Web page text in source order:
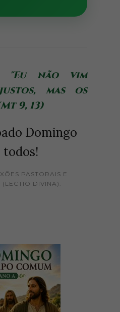
"Eu não vim
mas os
9, 13)
Domingo
todos!
PASTORAIS E
(LECTIO DIVINA).